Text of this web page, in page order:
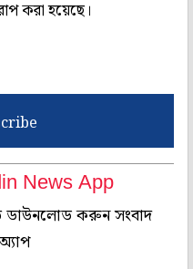
করা হয়েছে।
News App
ডাউনলোড করুন সংবাদ